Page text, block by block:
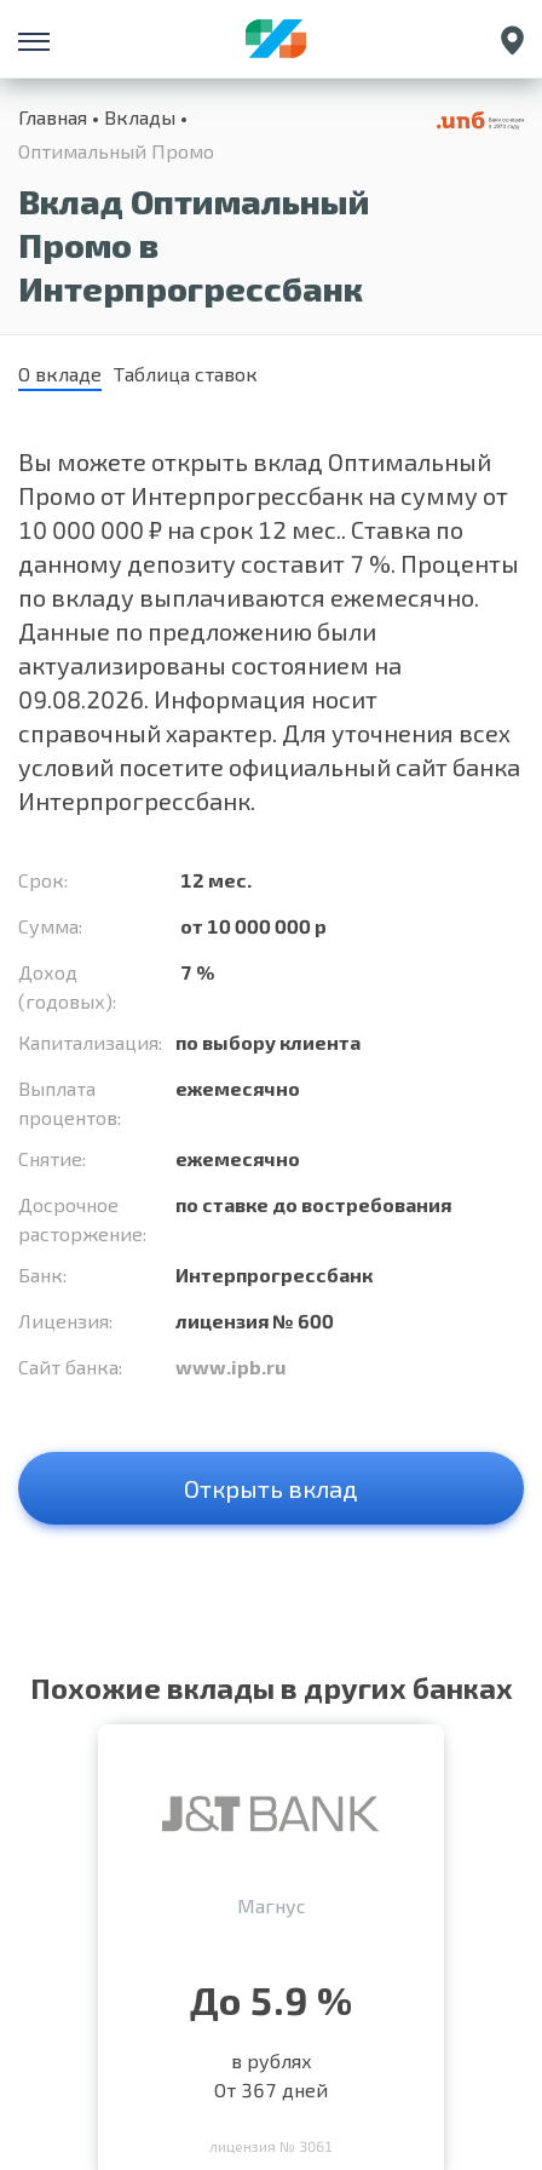
Санкт-Петербург
Екатеринбург
Нижний Новгород
Главная
Вклады
Оптимальный Промо
Вклад Оптимальный
Промо в
Интерпрогрессбанк
О вкладе Таблица ставок
Вы можете открыть вклад Оптимальный
Промо от Интерпрогрессбанк на сумму от
10 000 000 ₽ на срок 12 мес.. Ставка по
данному депозиту составит 7 %. Проценты
по вкладу выплачиваются ежемесячно.
Данные по предложению были
актуализированы состоянием на
09.08.2026. Информация носит
справочный характер. Для уточнения всех
условий посетите официальный сайт банка
Интерпрогрессбанк.
Срок:
12 мес.
Сумма:
от 10 000 000 р
Доход
(годовых):
7 %
Капитализация:
по выбору клиента
Выплата
процентов:
ежемесячно
Снятие:
ежемесячно
Досрочное
расторжение:
по ставке до востребования
Банк:
Интерпрогрессбанк
Лицензия:
лицензия № 600
Сайт банка:
www.ipb.ru
Открыть вклад
Похожие вклады в других банках
Магнус
До 5.9 %
в рублях
От 367 дней
лицензия № 3061